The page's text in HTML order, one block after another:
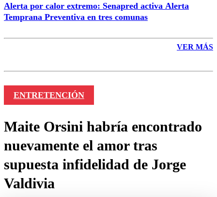
Alerta por calor extremo: Senapred activa Alerta
Temprana Preventiva en tres comunas
VER MÁS
ENTRETENCIÓN
Maite Orsini habría encontrado
nuevamente el amor tras
supuesta infidelidad de Jorge
Valdivia